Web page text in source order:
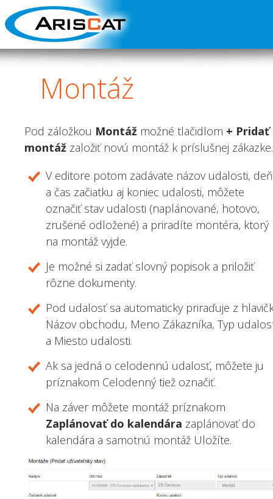
Montáž
Pod záložkou Montáž možné tlačidlom + Pridať
montáž založiť novú montáž k príslušnej zákazke.
V editore potom zadávate názov udalosti, deň
a čas začiatku aj koniec udalosti, môžete
označiť stav udalosti (naplánované, hotovo,
zrušené odložené) a priradíte montéra, ktorý
na montáž vyjde.
Je možné si zadať slovný popisok a priložiť
rôzne dokumenty.
Pod udalosť sa automaticky priraďuje z
Názov obchodu, Meno Zákazníka, Typ
a Miesto udalosti.
Ak sa jedná o celodennú udalosť, môžete ju
príznakom Celodenný tiež označiť.
Na záver môžete montáž príznakom
Zaplánovať do kalendára zaplánovať do
kalendára a samotnú montáž Uložíte.